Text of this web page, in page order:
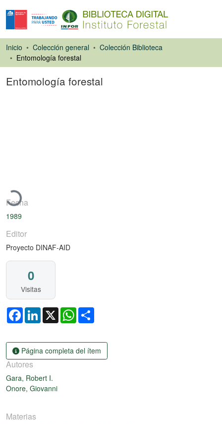
Inicio Colección general
Colección Biblioteca
Entomología forestal
Entomología forestal
Cargando...
Fecha
1989
Editor
Proyecto DINAF-AID
0
Visitas
FacebookLinkedIn
X WhatsApp
Página completa del ítem
Autores
Gara, Robert I.
Onore, Giovanni
Materias